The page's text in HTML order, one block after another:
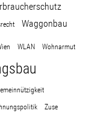
Waggonbau
WLAN Wohnarmut
Zuse